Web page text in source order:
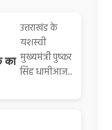
का
उत्तराखंड के
यशस्वी
मुख्यमंत्री पुष्कर
सिंह धामीआज...